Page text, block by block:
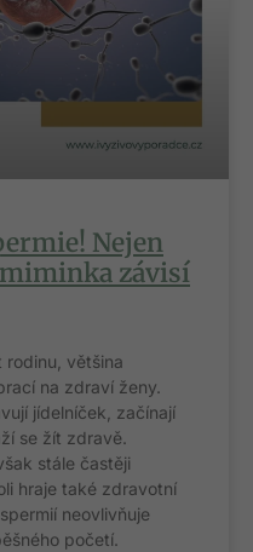
Nejen
závisí
rodinu, většina
na zdraví ženy.
jídelníček, začínají
se žít zdravě.
stále častěji
hraje také zdravotní
neovlivňuje
početí.